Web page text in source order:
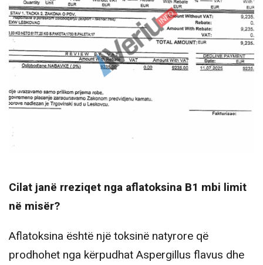
Cilat janë rreziqet nga aflatoksina B1 mbi limit
në misër?
Aflatoksina është një toksinë natyrore që
prodhohet nga kërpudhat Aspergillus flavus dhe